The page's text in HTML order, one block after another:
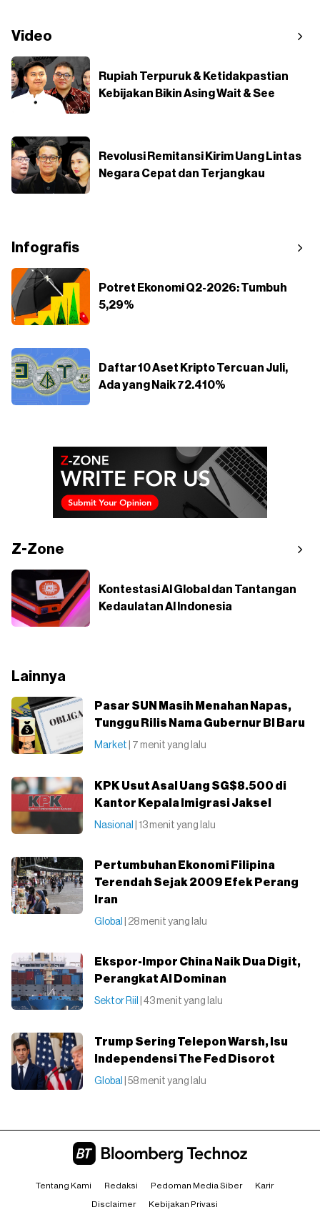
Video
Rupiah Terpuruk & Ketidakpastian
Kebijakan Bikin Asing Wait & See
Revolusi Remitansi Kirim Uang Lintas
Negara Cepat dan Terjangkau
Infografis
Potret Ekonomi Q2-2026: Tumbuh
5,29%
Daftar 10 Aset Kripto Tercuan Juli,
Ada yang Naik 72.410%
Z-Zone
Kontestasi AI Global dan Tantangan
Kedaulatan AI Indonesia
Lainnya
Pasar SUN Masih Menahan Napas,
Tunggu Rilis Nama Gubernur BI Baru
Market | 7 menit yang lalu
KPK Usut Asal Uang SG$8.500 di
Kantor Kepala Imigrasi Jaksel
Nasional | 13 menit yang lalu
Pertumbuhan Ekonomi Filipina
Terendah Sejak 2009 Efek Perang
Iran
Global | 28 menit yang lalu
Ekspor-Impor China Naik Dua Digit,
Perangkat AI Dominan
Sektor Riil | 43 menit yang lalu
Trump Sering Telepon Warsh, Isu
Independensi The Fed Disorot
Global | 58 menit yang lalu
Tentang Kami Redaksi Pedoman Media Siber Karir
Disclaimer Kebijakan Privasi